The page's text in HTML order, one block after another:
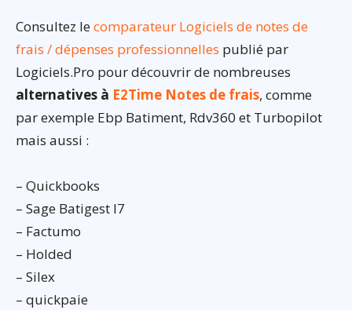
Consultez lecomparateur Logiciels de notes de
frais / dépenses professionnelles publié par
Logiciels.Pro pour découvrir de nombreuses
alternatives à E2Time Notes de frais, comme
par exemple Ebp Batiment, Rdv360 et Turbopilot
mais aussi :
– Quickbooks
– Sage Batigest I7
– Factumo
– Holded
– Silex
– quickpaie